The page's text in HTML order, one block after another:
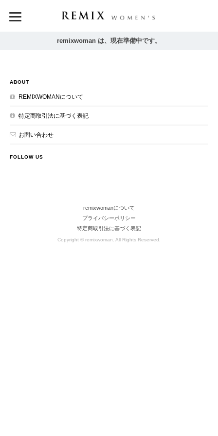
remixwoman は、現在準備中です。
ABOUT
REMIXWOMANについて
特定商取引法に基づく表記
お問い合わせ
FOLLOW US
remixwomanについて
プライバシーポリシー
特定商取引法に基づく表記
Copyright © remixwoman. All Rights Reserved.